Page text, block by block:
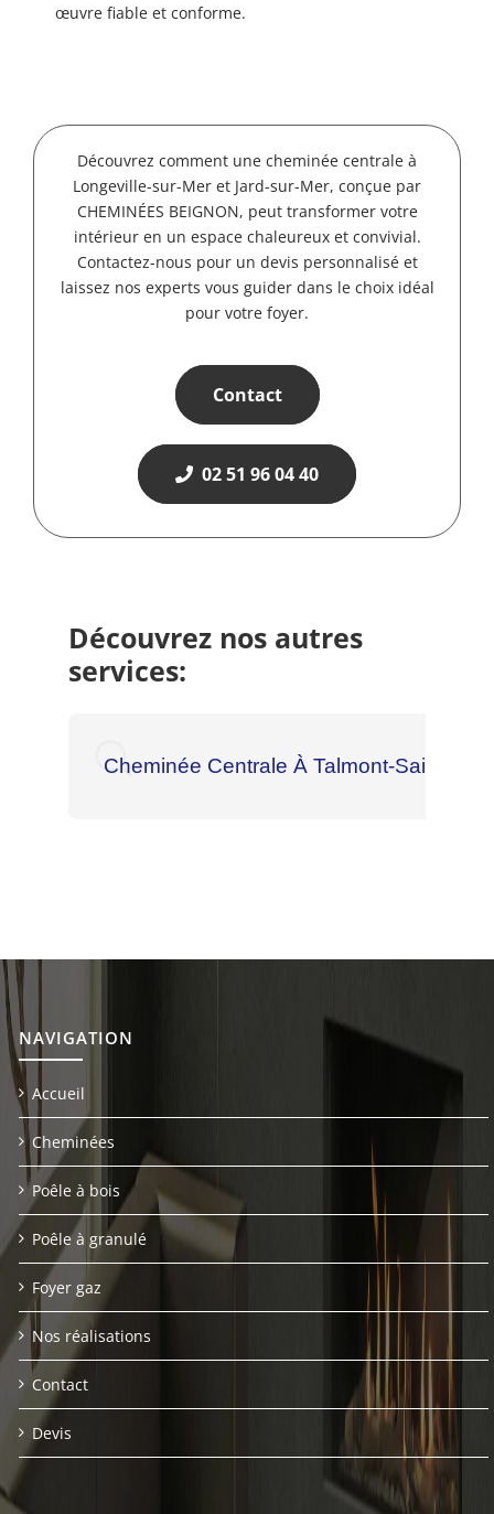
œuvre fiable et conforme.
Découvrez comment une cheminée centrale à
Longeville-sur-Mer et Jard-sur-Mer, conçue par
CHEMINÉES BEIGNON, peut transformer votre
intérieur en un espace chaleureux et convivial.
Contactez-nous pour un devis personnalisé et
laissez nos experts vous guider dans le choix idéal
pour votre foyer.
Contact
02 51 96 04 40
Découvrez nos autres
services:
Cheminée Centrale À Talmont-Saint-
NAVIGATION
Accueil
Cheminées
Poêle à bois
Poêle à granulé
Foyer gaz
Nos réalisations
Contact
Devis